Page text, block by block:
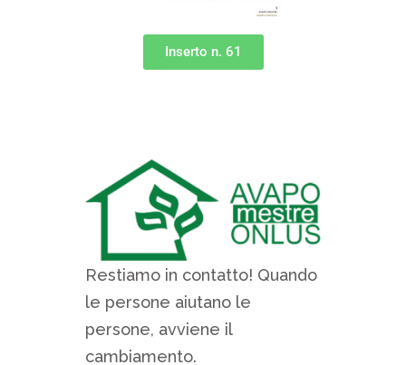
Inserto n. 61
Restiamo in contatto! Quando
le persone aiutano le
persone, avviene il
cambiamento.